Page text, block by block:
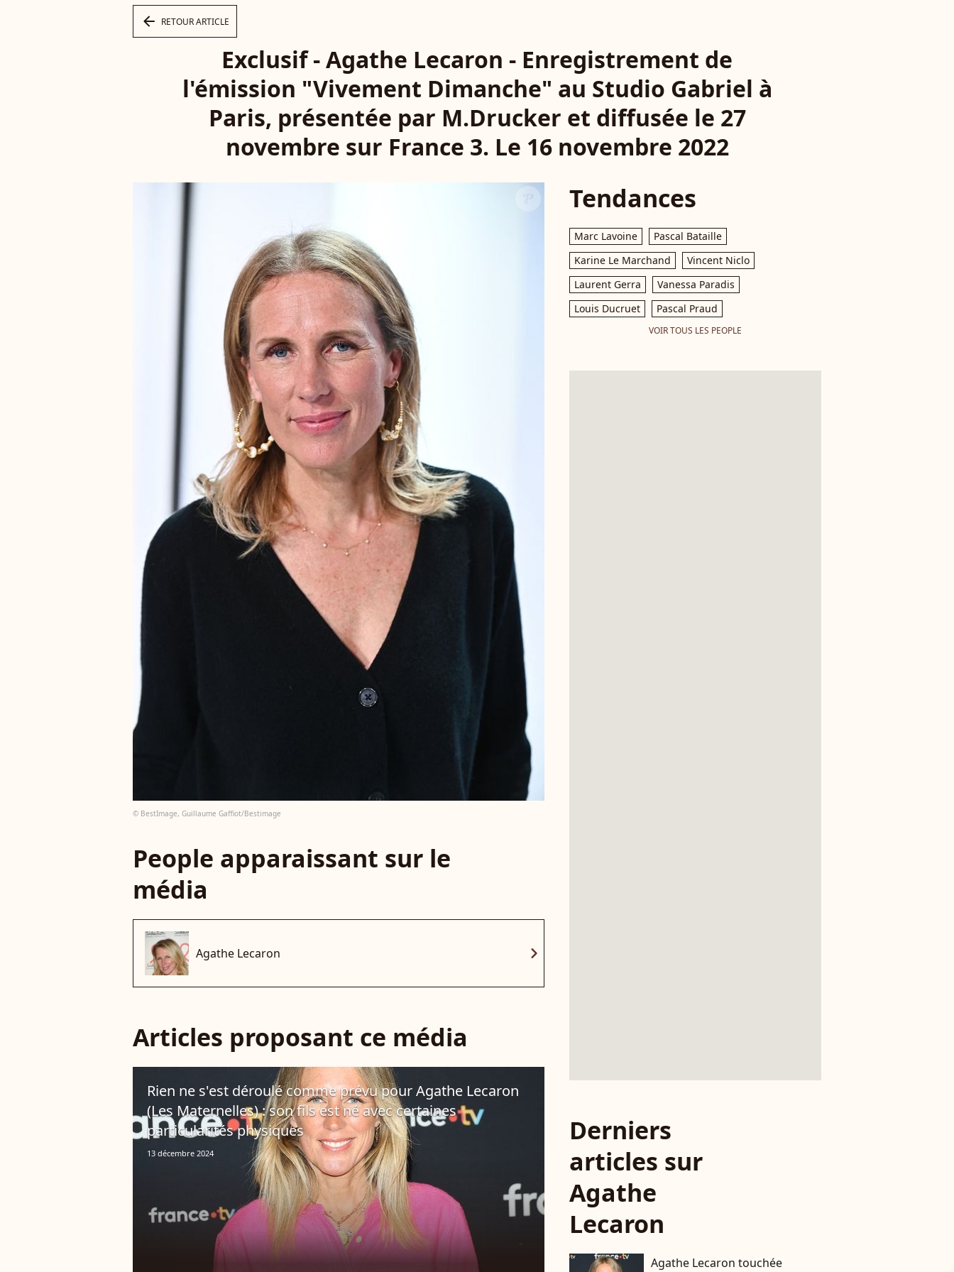
arrow_left RETOUR ARTICLE
Exclusif - Agathe Lecaron - Enregistrement de
l'émission "Vivement Dimanche" au Studio Gabriel à
Paris, présentée par M.Drucker et diffusée le 27
novembre sur France 3. Le 16 novembre 2022
© BestImage, Guillaume Gaffiot/Bestimage
People apparaissant sur le
média
Agathe Lecaron chevron_right
Articles proposant ce média
Rien ne s'est déroulé comme prévu pour Agathe Lecaron
(Les Maternelles) : son fils est né avec certaines
particularités physiques
13 décembre 2024
Tendances
Marc Lavoine
Pascal Bataille
Karine Le Marchand
Vincent Niclo
Laurent Gerra
Vanessa Paradis
Louis Ducruet
Pascal Praud
VOIR TOUS LES PEOPLE
Derniers
articles sur
Agathe
Lecaron
Agathe Lecaron touchée